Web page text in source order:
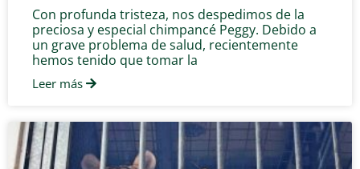
Con profunda tristeza, nos despedimos de la
preciosa y especial chimpancé Peggy. Debido a
un grave problema de salud, recientemente
hemos tenido que tomar la
Leer más